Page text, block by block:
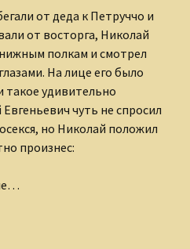
от деда к Петруччо и
от восторга, Николай
полкам и смотрел
На лице его было
удивительно
чуть не спросил
но Николай положил
произнес: